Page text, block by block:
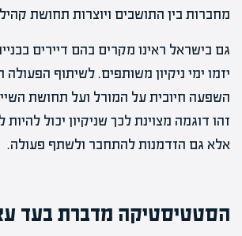
מחברות בין התושבים ויוצרות תחושת
גם בישראל ראינו מקרים בהם דיירים
יזמו ימי ניקיון משותפים. לשיתוף הפעולה
השפעה חיובית על המורל ועל תחושת
זהו דוגמה מצוינת לכך שניקיון יכול
אלא גם הזדמנות להתחבר ולשתף פעולה.
הסטטיסטיקה מדברת בעד